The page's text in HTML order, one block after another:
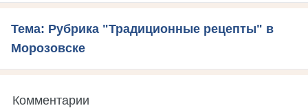
Тема: Рубрика "Традиционные рецепты" в
Морозовске
Комментарии